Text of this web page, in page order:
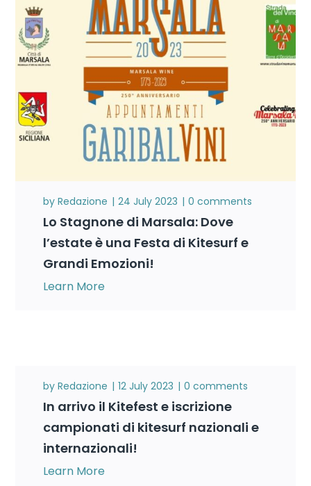
byRedazione 24 July 2023 0 comments
Lo Stagnone di Marsala: Dove
l’estate è una Festa di Kitesurf e
Grandi Emozioni!
Learn More
byRedazione 12 July 2023 0 comments
In arrivo il Kitefest e iscrizione
campionati di kitesurf nazionali e
internazionali!
Learn More